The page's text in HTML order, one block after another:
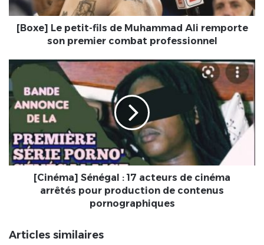
remporte
son
premier
[Boxe] Le petit-fils de Muhammad Ali remporte
son premier combat professionnel
[Cinéma]
Sénégal
:
17
acteurs
cinéma
arrêtés
pour
production[Cinéma] Sénégal : 17 acteurs de cinéma
arrêtés pour production de contenus
pornographiques
Articles similaires